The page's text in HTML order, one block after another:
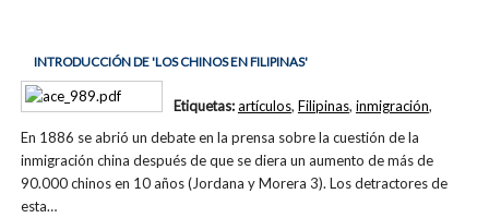
INTRODUCCIÓN DE 'LOS CHINOS EN FILIPINAS'
En 1886 se abrió un debate en la prensa sobre la cuestión de la
inmigración china después de que se diera un aumento de más de
90.000 chinos en 10 años (Jordana y Morera 3). Los detractores de
esta…
Etiquetas:artículos, Filipinas, inmigración,